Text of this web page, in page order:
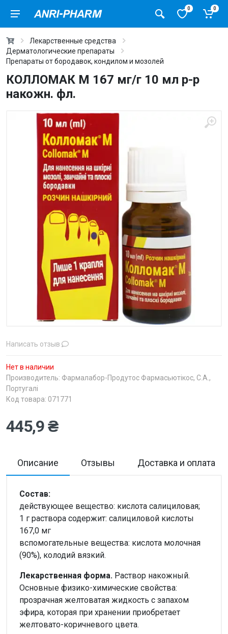
0 0
Лекарственные средства
Дерматологические препараты
Препараты от бородавок, кондилом и мозолей
КОЛЛОМАК М 167 мг/г 10 мл р-р
накожн. фл.
Написать отзыв
Нет в наличии
Производитель: Фармалабор-Продутос Фармасьютікос, С.А.,
Португалі
Код товара: 071771
445,9 ₴
Описание Отзывы Доставка и оплата
Состав:
действующее вещество: кислота салициловая;
1 г раствора содержит: салициловой кислоты
167,0 мг
вспомогательные вещества: кислота молочная
(90%), колодий вязкий.
Лекарственная форма. Раствор накожный.
Основные физико-химические свойства:
прозрачная желтоватая жидкость с запахом
эфира, которая при хранении приобретает
желтовато-коричневого цвета.